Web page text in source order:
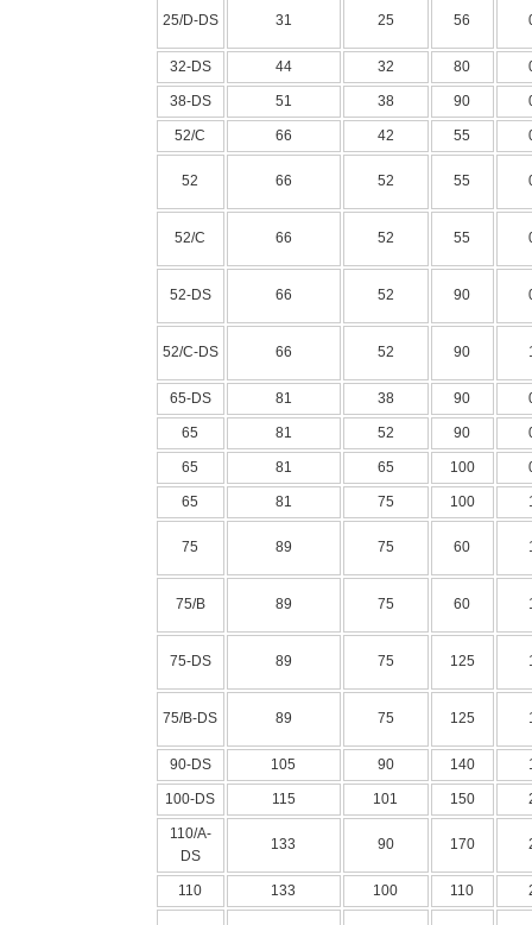
25/D-DS 31 25 56
32-DS 44 32 80
38-DS 51 38 90
52/C 66 42 55
52 66 52 55
52/C 66 52 55
52-DS 66 52 90
52/C-DS 66 52 90
65-DS 81 38 90
65 81 52 90
65 81 65 100
65 81 75 100
75 89 75 60
75/B 89 75 60
75-DS 89 75 125
75/B-DS 89 75 125
90-DS 105 90 140
100-DS 115 101 150
110/A-
DS
133 90 170
110 133 100 110